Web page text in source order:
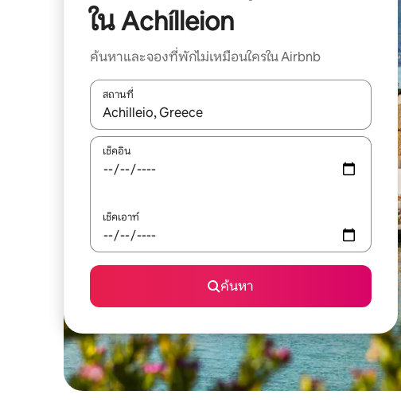
ใน Achílleion
ค้นหาและจองที่พักไม่เหมือนใครใน Airbnb
สถานที่
ใช้ลูกศรขึ้นลง หรือใช้การสัมผัสหรือปัด เพื่อสำรวจผลการค้นหา
เช็คอิน
เช็คเอาท์
ค้นหา